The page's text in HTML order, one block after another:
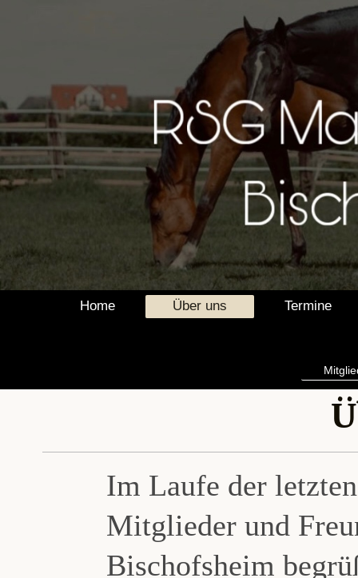
Home Über uns Termine
Im Laufe der
Mitglieder und
Bischofsheim